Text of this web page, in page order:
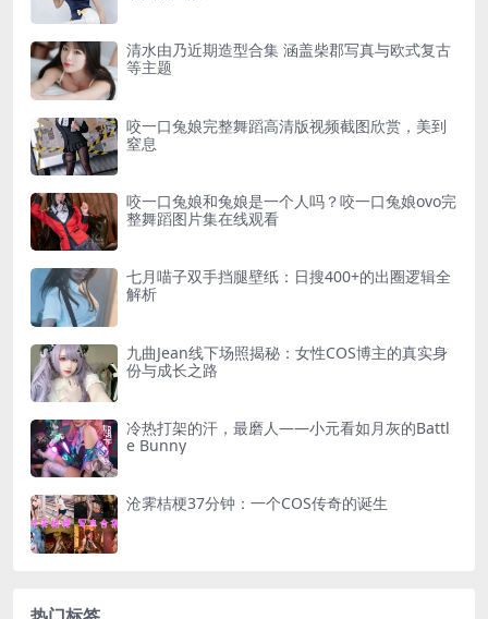
清水由乃近期造型合集 涵盖柴郡写真与欧式复古
等主题
咬一口兔娘完整舞蹈高清版视频截图欣赏，美到
窒息
咬一口兔娘和兔娘是一个人吗？咬一口兔娘ovo完
整舞蹈图片集在线观看
七月喵子双手挡腿壁纸：日搜400+的出圈逻辑全
解析
九曲Jean线下场照揭秘：女性COS博主的真实身
份与成长之路
冷热打架的汗，最磨人——小元看如月灰的Battl
e Bunny
沧霁桔梗37分钟：一个COS传奇的诞生